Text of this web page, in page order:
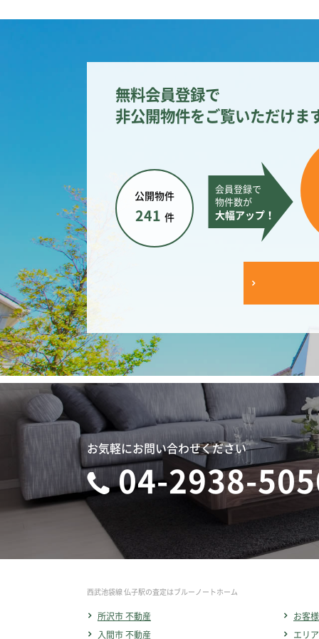
無料会員登録で
非公開物件をご覧いただけま
会員登録で
物件数が
大幅アップ！
公開物件
241 件
お気軽にお問い合わせください
04-2938-
西武池袋線 仏子駅の査定はブルーノートホーム
所沢市 不動産
入間市 不動産
お客
エリ